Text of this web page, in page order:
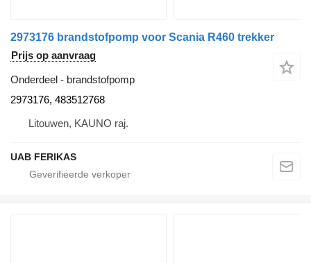
2973176 brandstofpomp voor Scania R460 trekker
Prijs op aanvraag
Onderdeel - brandstofpomp
2973176, 483512768
Litouwen, KAUNO raj.
UAB FERIKAS